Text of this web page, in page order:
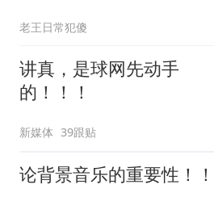
老王日常犯傻
讲真，是球网先动手
的！！！
新媒体 39跟贴
论背景音乐的重要性！！